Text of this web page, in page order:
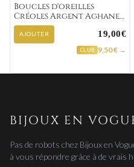
Boucles d'oreilles
Créoles Argent Aghane
Minimaliste
AJOUTER 19,00€
CLUB 9,50 € →
BIJOUX EN
Pas de robots chez Bijoux en
à vous répondre grâce à de vrais